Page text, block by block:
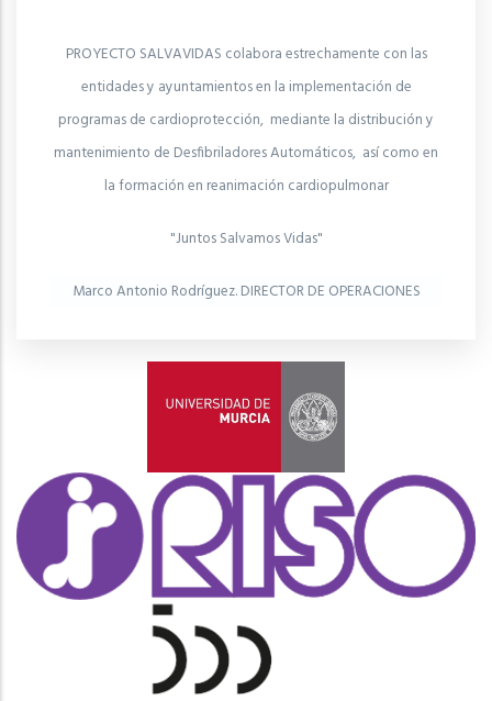
PROYECTO SALVAVIDAS colabora estrechamente con las
entidades y ayuntamientos en la implementación de
programas de cardioprotección, mediante la distribución y
mantenimiento de Desfibriladores Automáticos, así como en
la formación en reanimación cardiopulmonar
"Juntos Salvamos Vidas"
Marco Antonio Rodríguez. DIRECTOR DE OPERACIONES